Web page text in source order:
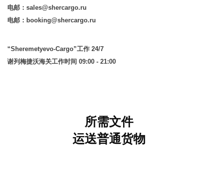
电邮：sales@shercargo.ru
电邮：booking@shercargo.ru
“Sheremetyevo-Cargo”工作 24/7
谢列梅捷沃海关工作时间 09:00 - 21:00
所需文件
运送普通货物